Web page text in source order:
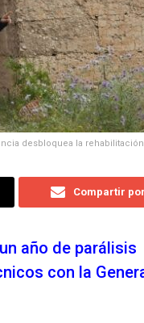
desbloquea la
Compartir
año de parálisis
con la